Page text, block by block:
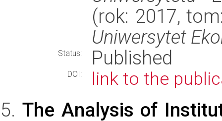
(rok: 2017,
Uniwersytet
Status: Published
DOI: link to the
The Analysis of